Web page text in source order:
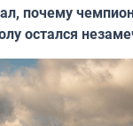
почему
остался